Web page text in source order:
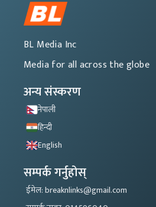
BL Media Inc
Media for all across the globe
अन्य संस्करण
नेपाली
हिन्दी
English
सम्पर्क गर्नुहोस्
ईमेल: breaknlinks@gmail.com